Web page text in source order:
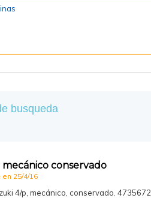
busqueda
conservado
25/4/16
4/p, mecánico, conservado. 4735672,